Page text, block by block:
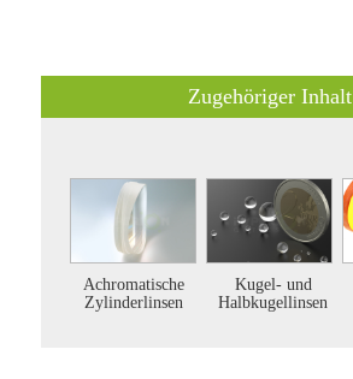
Zugehöriger Inhalt
Achromatische
Zylinderlinsen
Kugel- und
Halbkugellinsen